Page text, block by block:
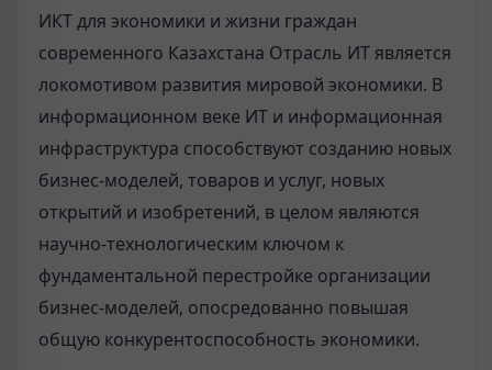
ИКТ для экономики и жизни граждан
современного Казахстана Отрасль ИТ является
локомотивом развития мировой экономики. В
информационном веке ИТ и информационная
инфраструктура способствуют созданию новых
бизнес-моделей, товаров и услуг, новых
открытий и изобретений, в целом являются
научно-технологическим ключом к
фундаментальной перестройке организации
бизнес-моделей, опосредованно повышая
общую конкурентоспособность экономики.